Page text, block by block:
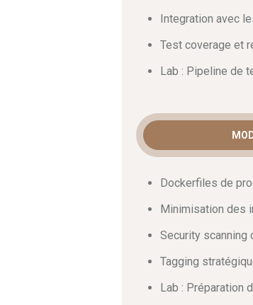
Integration avec
Test coverage et
Lab : Pipeline de
Dockerfiles de
Minimisation des
Security scanning
Tagging
Lab : Préparation